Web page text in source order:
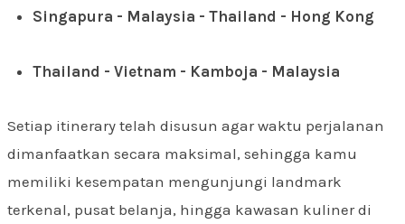
Singapura - Malaysia - Thailand - Hong Kong
Thailand - Vietnam - Kamboja - Malaysia
Setiap itinerary telah disusun agar waktu perjalanan
dimanfaatkan secara maksimal, sehingga kamu
memiliki kesempatan mengunjungi landmark
terkenal, pusat belanja, hingga kawasan kuliner di